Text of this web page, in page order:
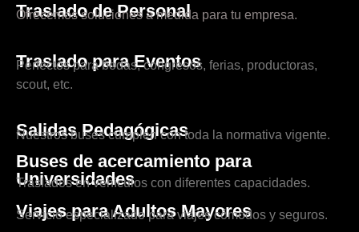
Traslado de Personal
Ofrecemos soluciones a medida para tu empresa.
Traslado para Eventos
Perfectos para bodas, congresos, ferias, productoras,
scout, etc.
Salidas Pedagógicas
Nuestros buses cumplen con toda la normativa vigente.
Buses de acercamiento para
Universidades
Traslados en vehículos con diferentes capacidades.
Viajes para Adultos Mayores
Servicio especializado para viajes cómodos y seguros.